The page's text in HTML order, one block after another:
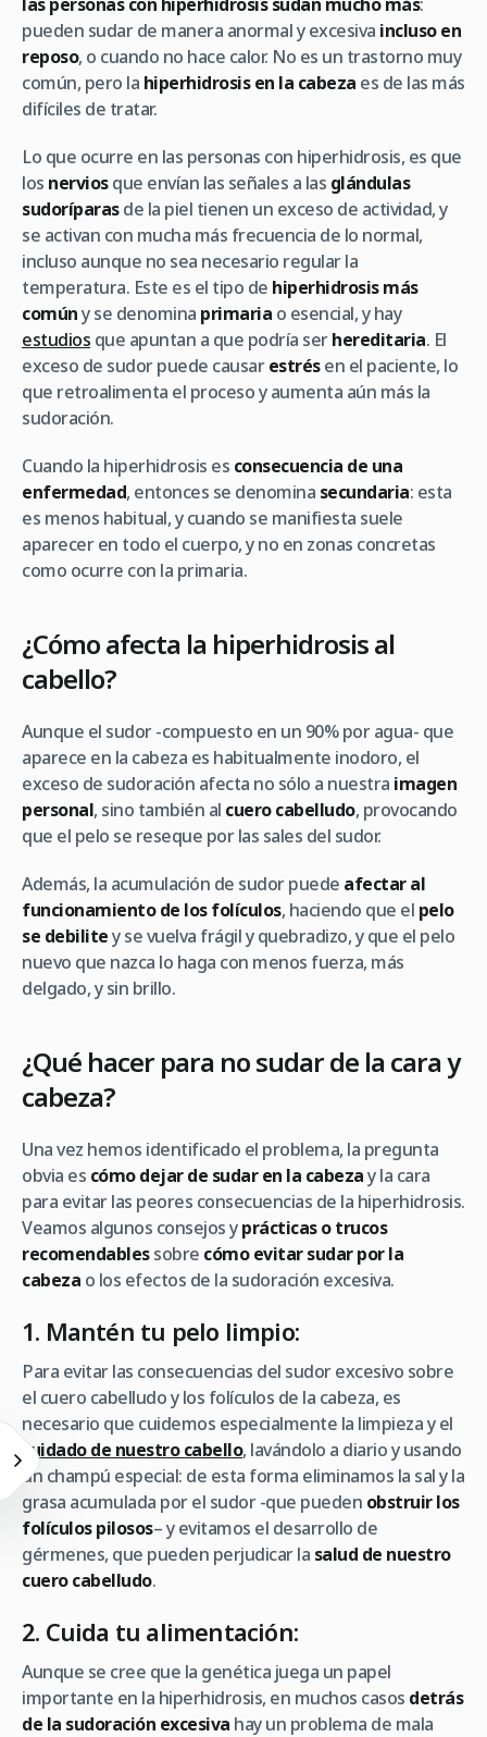
pueden sudar de manera anormal y excesiva incluso en
reposo, o cuando no hace calor. No es un trastorno muy
común, pero la hiperhidrosis en la cabeza es de las más
difíciles de tratar.
Lo que ocurre en las personas con hiperhidrosis, es que
los nerviosque envían las señales a las glándulas
sudoríparasde la piel tienen un exceso de actividad, y
se activan con mucha más frecuencia de lo normal,
incluso aunque no sea necesario regular la
temperatura. Este es el tipo de hiperhidrosis más
comúny se denomina primaria o esencial, y hay
estudios que apuntan a que podría serhereditaria. El
exceso de sudor puede causarestrésen el paciente, lo
que retroalimenta el proceso y aumenta aún más la
sudoración.
Cuando la hiperhidrosis es consecuencia de una
enfermedad, entonces se denomina secundaria: esta
es menos habitual, y cuando se manifiesta suele
aparecer en todo el cuerpo, y no en zonas concretas
como ocurre con la primaria.
¿Cómo afecta la hiperhidrosis al
cabello?
Aunque el sudor -compuesto en un 90% por agua- que
aparece en la cabeza es habitualmente inodoro, el
exceso de sudoración afecta no sólo a nuestra imagen
personal, sino también al cuero cabelludo, provocando
que el pelo se reseque por las sales del sudor.
Además, la acumulación de sudor puede afectar al
funcionamiento de los folículos, haciendo que el pelo
se debilitey se vuelva frágil y quebradizo, y que el pelo
nuevo que nazca lo haga con menos fuerza, más
delgado, y sin brillo.
¿Qué hacer para no sudar de la cara y
cabeza?
Una vez hemos identificado el problema, la pregunta
obvia es cómo dejar de sudar en la cabezay la cara
para evitar las peores consecuencias de la hiperhidrosis.
Veamos algunos consejos yprácticas o trucos
recomendablessobre cómo evitar sudar por la
cabeza o los efectos de la sudoración excesiva.
1. Mantén tu pelo limpio:
Para evitar las consecuencias del sudor excesivo sobre
el cuero cabelludo y los folículos de la cabeza, es
necesario que cuidemos especialmente la limpieza y el
cuidado de nuestro cabello, lavándolo a diario y usando
un champú especial: de esta forma eliminamos la sal y la
grasa acumulada por el sudor -que pueden obstruir los
folículos pilosos– y evitamos el desarrollo de
gérmenes, que pueden perjudicar la salud de nuestro
cuero cabelludo.
2. Cuida tu alimentación:
Aunque se cree que la genética juega un papel
importante en la hiperhidrosis, en muchos casos detrás
de la sudoración excesiva hay un problema de mala